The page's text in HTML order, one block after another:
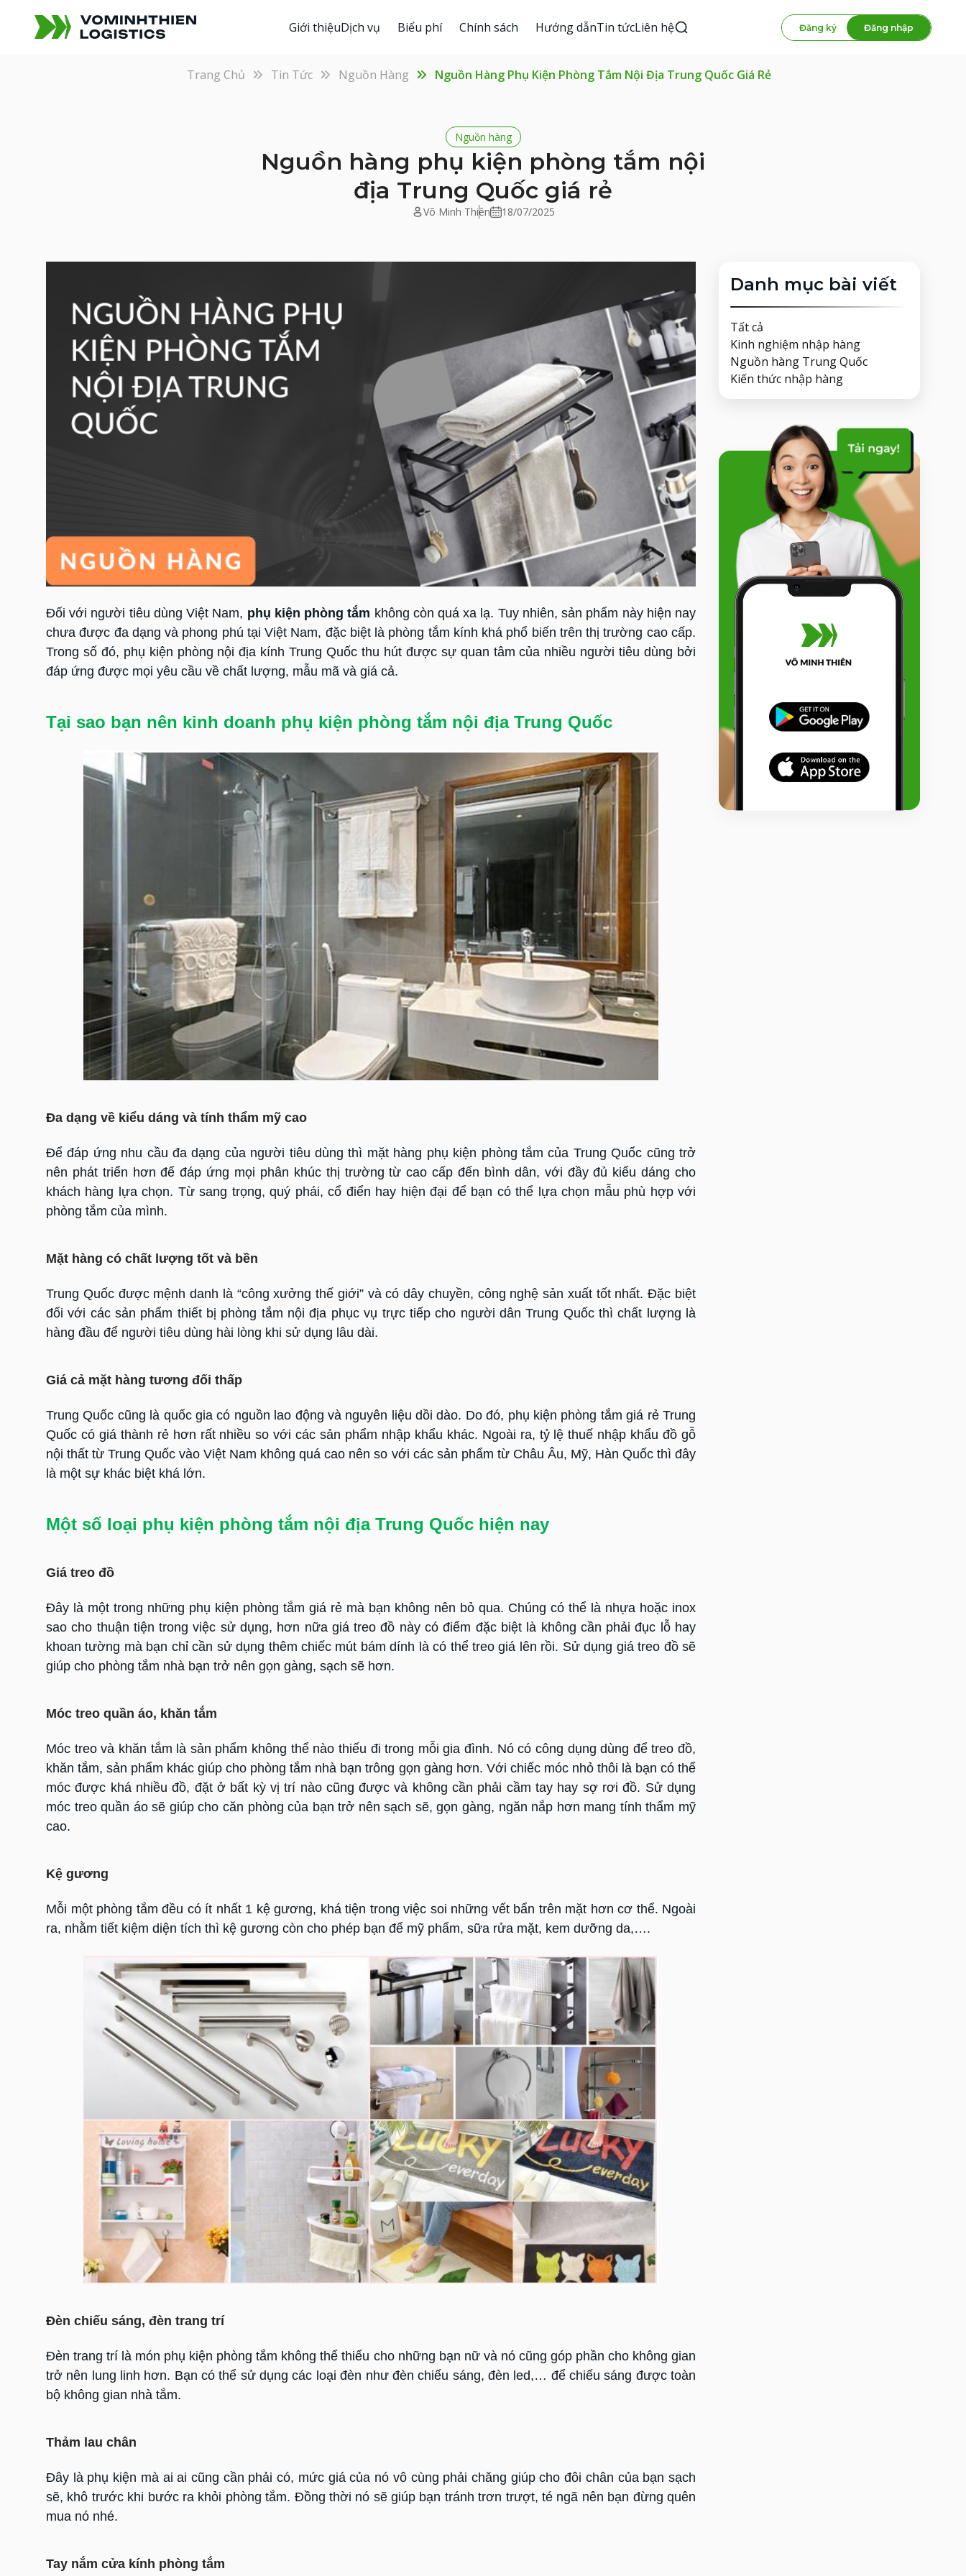
Giới thiệuDịch vụ Biểu phí Chính sách Hướng dẫnTin tứcLiên hệ Đăng ký Đăng nhập
Trang Chủ Tin Tức Nguồn Hàng Nguồn Hàng Phụ Kiện Phòng Tắm Nội Địa Trung Quốc Giá Rẻ
Nguồn hàng
Nguồn hàng phụ kiện phòng tắm nội
địa Trung Quốc giá rẻ
Võ Minh Thiên 18/07/2025
Đối với người tiêu dùng Việt Nam, phụ kiện phòng tắm không còn quá xa lạ. Tuy nhiên, sản phẩm này hiện nay
chưa được đa dạng và phong phú tại Việt Nam, đặc biệt là phòng tắm kính khá phổ biến trên thị trường cao cấp.
Trong số đó, phụ kiện phòng nội địa kính Trung Quốc thu hút được sự quan tâm của nhiều người tiêu dùng bởi
đáp ứng được mọi yêu cầu về chất lượng, mẫu mã và giá cả.
Tại sao bạn nên kinh doanh phụ kiện phòng tắm nội địa Trung Quốc
Đa dạng về kiểu dáng và tính thẩm mỹ cao
Để đáp ứng nhu cầu đa dạng của người tiêu dùng thì mặt hàng phụ kiện phòng tắm của Trung Quốc cũng trở
nên phát triển hơn để đáp ứng mọi phân khúc thị trường từ cao cấp đến bình dân, với đầy đủ kiểu dáng cho
khách hàng lựa chọn. Từ sang trọng, quý phái, cổ điển hay hiện đại để bạn có thể lựa chọn mẫu phù hợp với
phòng tắm của mình.
Mặt hàng có chất lượng tốt và bền
Trung Quốc được mệnh danh là “công xưởng thế giới” và có dây chuyền, công nghệ sản xuất tốt nhất. Đặc biệt
đối với các sản phẩm thiết bị phòng tắm nội địa phục vụ trực tiếp cho người dân Trung Quốc thì chất lượng là
hàng đầu để người tiêu dùng hài lòng khi sử dụng lâu dài.
Giá cả mặt hàng tương đối thấp
Trung Quốc cũng là quốc gia có nguồn lao động và nguyên liệu dồi dào. Do đó, phụ kiện phòng tắm giá rẻ Trung
Quốc có giá thành rẻ hơn rất nhiều so với các sản phẩm nhập khẩu khác. Ngoài ra, tỷ lệ thuế nhập khẩu đồ gỗ
nội thất từ Trung Quốc vào Việt Nam không quá cao nên so với các sản phẩm từ Châu Âu, Mỹ, Hàn Quốc thì đây
là một sự khác biệt khá lớn.
Một số loại phụ kiện phòng tắm nội địa Trung Quốc hiện nay
Giá treo đồ
Đây là một trong những phụ kiện phòng tắm giá rẻ mà bạn không nên bỏ qua. Chúng có thể là nhựa hoặc inox
sao cho thuận tiện trong việc sử dụng, hơn nữa giá treo đồ này có điểm đặc biệt là không cần phải đục lỗ hay
khoan tường mà bạn chỉ cần sử dụng thêm chiếc mút bám dính là có thể treo giá lên rồi. Sử dụng giá treo đồ sẽ
giúp cho phòng tắm nhà bạn trở nên gọn gàng, sạch sẽ hơn.
Móc treo quần áo, khăn tắm
Móc treo và khăn tắm là sản phẩm không thể nào thiếu đi trong mỗi gia đình. Nó có công dụng dùng để treo đồ,
khăn tắm, sản phẩm khác giúp cho phòng tắm nhà bạn trông gọn gàng hơn. Với chiếc móc nhỏ thôi là bạn có thể
móc được khá nhiều đồ, đặt ở bất kỳ vị trí nào cũng được và không cần phải cầm tay hay sợ rơi đồ. Sử dụng
móc treo quần áo sẽ giúp cho căn phòng của bạn trở nên sạch sẽ, gọn gàng, ngăn nắp hơn mang tính thẩm mỹ
cao.
Kệ gương
Mỗi một phòng tắm đều có ít nhất 1 kệ gương, khá tiện trong việc soi những vết bẩn trên mặt hơn cơ thể. Ngoài
ra, nhằm tiết kiệm diện tích thì kệ gương còn cho phép bạn để mỹ phẩm, sữa rửa mặt, kem dưỡng da,….
Đèn chiếu sáng, đèn trang trí
Đèn trang trí là món phụ kiện phòng tắm không thể thiếu cho những bạn nữ và nó cũng góp phần cho không gian
trở nên lung linh hơn. Bạn có thể sử dụng các loại đèn như đèn chiếu sáng, đèn led,… để chiếu sáng được toàn
bộ không gian nhà tắm.
Thảm lau chân
Đây là phụ kiện mà ai ai cũng cần phải có, mức giá của nó vô cùng phải chăng giúp cho đôi chân của bạn sạch
sẽ, khô trước khi bước ra khỏi phòng tắm. Đồng thời nó sẽ giúp bạn tránh trơn trượt, té ngã nên bạn đừng quên
mua nó nhé.
Tay nắm cửa kính phòng tắm
Danh mục bài viết
Tất cả
Kinh nghiệm nhập hàng
Nguồn hàng Trung Quốc
Kiến thức nhập hàng